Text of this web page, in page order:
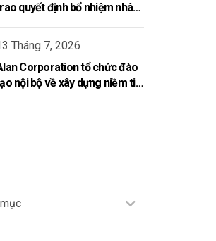
quyết định bổ nhiệm nhân
Tháng 7, 2026
Corporation tổ chức đào
nội bộ về xây dựng niềm tin